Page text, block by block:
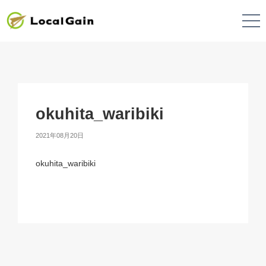
okuhita_waribiki
2021年08月20日
okuhita_waribiki